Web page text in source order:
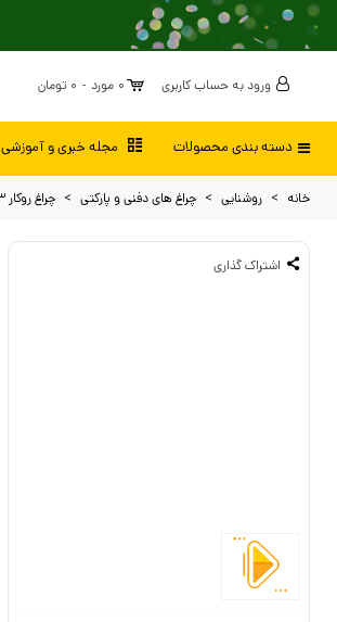
ورود به حساب کاربری 0 مورد - 0 تومان
دسته بندی محصولات مجله خبری و آموزشی
خانه > روشنایی > چراغ های دفنی و پارکتی > چراغ روکار 3 وات دور نور ال فارو ELFARO مدل 3RZ
اشتراک گذاری